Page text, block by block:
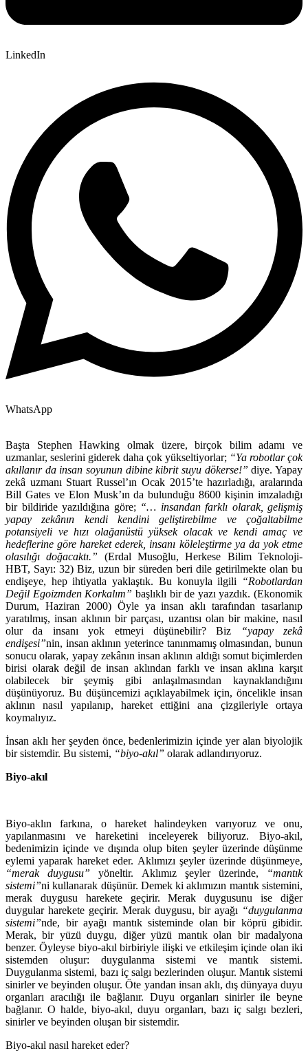
LinkedIn
WhatsApp
Başta Stephen Hawking olmak üzere, birçok bilim adamı ve
uzmanlar, seslerini giderek daha çok yükseltiyorlar; “Ya robotlar çok
akıllanır da insan soyunun dibine kibrit suyu dökerse!” diye. Yapay
zekâ uzmanı Stuart Russel’ın Ocak 2015’te hazırladığı, aralarında
Bill Gates ve Elon Musk’ın da bulunduğu 8600 kişinin imzaladığı
bir bildiride yazıldığına göre; “… insandan farklı olarak, gelişmiş
yapay zekânın kendi kendini geliştirebilme ve çoğaltabilme
potansiyeli ve hızı olağanüstü yüksek olacak ve kendi amaç ve
hedeflerine göre hareket ederek, insanı köleleştirme ya da yok etme
olasılığı doğacaktı.” (Erdal Musoğlu, Herkese Bilim Teknoloji-
HBT, Sayı: 32) Biz, uzun bir süreden beri dile getirilmekte olan bu
endişeye, hep ihtiyatla yaklaştık. Bu konuyla ilgili “Robotlardan
Değil Egoizmden Korkalım” başlıklı bir de yazı yazdık. (Ekonomik
Durum, Haziran 2000) Öyle ya insan aklı tarafından tasarlanıp
yaratılmış, insan aklının bir parçası, uzantısı olan bir makine, nasıl
olur da insanı yok etmeyi düşünebilir? Biz
“yapay zekâ
endişesi”nin, insan aklının yeterince tanınmamış olmasından, bunun
sonucu olarak, yapay zekânın insan aklının aldığı somut biçimlerden
birisi olarak değil de insan aklından farklı ve insan aklına karşıt
olabilecek bir şeymiş gibi anlaşılmasından kaynaklandığını
düşünüyoruz. Bu düşüncemizi açıklayabilmek için, öncelikle insan
aklının nasıl yapılanıp, hareket ettiğini ana çizgileriyle ortaya
koymalıyız.
İnsan aklı her şeyden önce, bedenlerimizin içinde yer alan biyolojik
bir sistemdir. Bu sistemi, “biyo-akıl” olarak adlandırıyoruz.
Biyo-akıl
Biyo-aklın farkına, o hareket halindeyken varıyoruz ve onu,
yapılanmasını ve hareketini inceleyerek biliyoruz. Biyo-akıl,
bedenimizin içinde ve dışında olup biten şeyler üzerinde düşünme
eylemi yaparak hareket eder. Aklımızı şeyler üzerinde düşünmeye,
“merak duygusu” yöneltir. Aklımız şeyler üzerinde,
“mantık
sistemi”ni kullanarak düşünür. Demek ki aklımızın mantık sistemini,
merak duygusu harekete geçirir. Merak duygusunu ise diğer
duygular harekete geçirir. Merak duygusu, bir ayağı “duygulanma
sistemi”nde, bir ayağı mantık sisteminde olan bir köprü gibidir.
Merak, bir yüzü duygu, diğer yüzü mantık olan bir madalyona
benzer. Öyleyse biyo-akıl birbiriyle ilişki ve etkileşim içinde olan iki
sistemden oluşur: duygulanma sistemi ve mantık sistemi.
Duygulanma sistemi, bazı iç salgı bezlerinden oluşur. Mantık sistemi
sinirler ve beyinden oluşur. Öte yandan insan aklı, dış dünyaya duyu
organları aracılığı ile bağlanır. Duyu organları sinirler ile beyne
bağlanır. O halde, biyo-akıl, duyu organları, bazı iç salgı bezleri,
sinirler ve beyinden oluşan bir sistemdir.
Biyo-akıl nasıl hareket eder?